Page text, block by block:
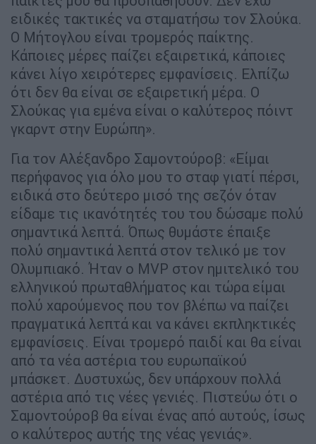
ειδικές τακτικές να σταματήσω τον Σλούκα.
Ο Μήτογλου είναι τρομερός παίκτης.
Κάποιες μέρες παίζει εξαιρετικά, κάποιες
κάνει λίγο χειρότερες εμφανίσεις. Ελπίζω
ότι δεν θα είναι σε εξαιρετική μέρα. Ο
Σλούκας για εμένα είναι ο καλύτερος πόιντ
γκαρντ στην Ευρώπη».
Για τον Αλέξανδρο Σαμοντούροβ: «Είμαι
περήφανος για όλο μου το σταφ γιατί πέρσι,
ειδικά στο δεύτερο μισό της σεζόν όταν
είδαμε τις ικανότητές του του δώσαμε πολύ
σημαντικά λεπτά. Όπως θυμάστε έπαιξε
πολύ σημαντικά λεπτά στον τελικό με τον
Ολυμπιακό. Ήταν ο MVP στον ημιτελικό του
ελληνικού πρωταθλήματος και τώρα είμαι
πολύ χαρούμενος που τον βλέπω να παίζει
πραγματικά λεπτά και να κάνει εκπληκτικές
εμφανίσεις. Είναι τρομερό παιδί και θα είναι
από τα νέα αστέρια του ευρωπαϊκού
μπάσκετ. Δυστυχώς, δεν υπάρχουν πολλά
αστέρια από τις νέες γενιές. Πιστεύω ότι ο
Σαμοντούροβ θα είναι ένας από αυτούς, ίσως
ο καλύτερος αυτής της νέας γενιάς».